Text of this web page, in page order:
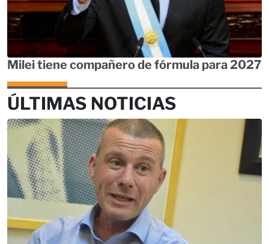
Milei tiene compañero de fórmula para 2027
ÚLTIMAS NOTICIAS